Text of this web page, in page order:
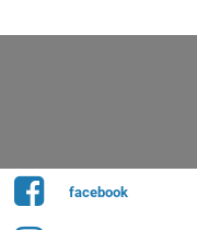
facebook